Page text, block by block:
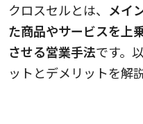
クロスセルとは、 メイ
た商品やサービスを上
させる営業手法です。
ットとデメリットを解